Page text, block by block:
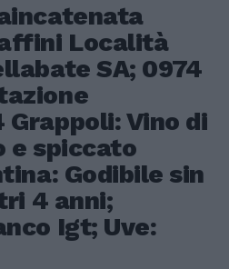
Località
SA; 0974
Grappoli: Vino di
e spiccato
Godibile sin
4 anni;
Igt; Uve: